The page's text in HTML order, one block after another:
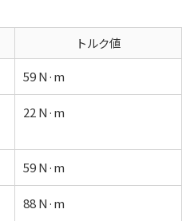
トルク値
59 N·m
22 N·m
59 N·m
88 N·m